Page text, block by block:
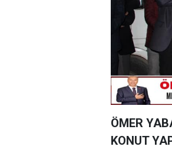
ÖMER
KONUT